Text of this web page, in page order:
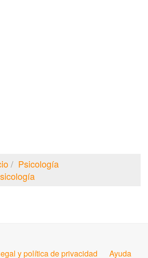
Psicología
y política de privacidad Ayuda